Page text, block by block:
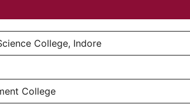
College, Indore
College